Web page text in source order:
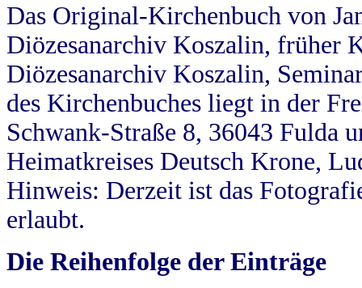
Das Original-Kirchenbuch von
Diözesanarchiv Koszalin, früher
Diözesanarchiv Koszalin,
des Kirchenbuches liegt in der
Schwank-Straße 8, 36043 Fulda
Heimatkreises Deutsch Krone,
Hinweis: Derzeit ist das
erlaubt.
Die Reihenfolge der Einträge